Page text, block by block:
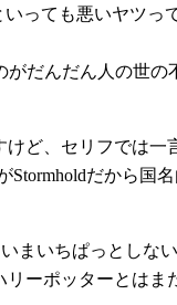
っても悪いヤツ
だんだん人の世
ど、セリフでは一
だから国
まいちぱっとしな
ーポッターとはま